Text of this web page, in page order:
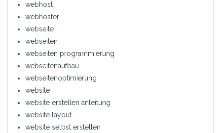
webhost
webhoster
webseite
webseiten
webseiten programmierung
webseitenaufbau
webseitenoptimierung
website
website erstellen anleitung
website layout
website selbst erstellen